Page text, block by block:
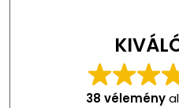
38 vélemény